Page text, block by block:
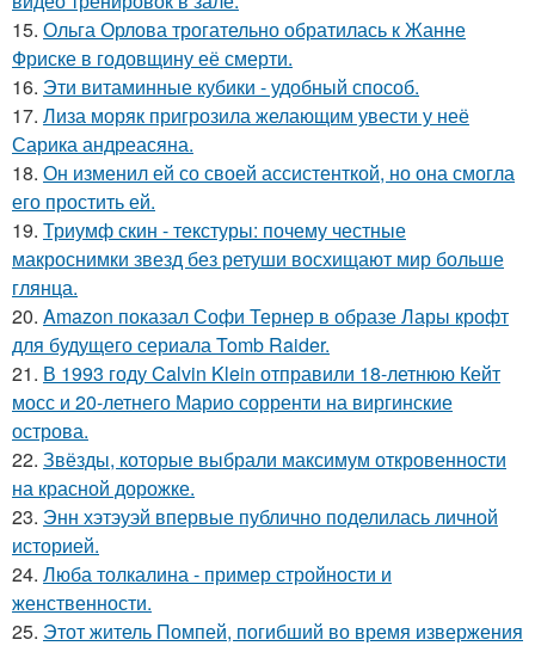
15. Ольга Орлова трогательно обратилась к Жанне
Фриске в годовщину её смерти.
16. Эти витаминные кубики - удобный способ.
17. Лиза моряк пригрозила желающим увести у неё
Сарика андреасяна.
18. Он изменил ей со своей ассистенткой, но она смогла
его простить ей.
19. Триумф скин - текстуры: почему честные
макроснимки звезд без ретуши восхищают мир больше
глянца.
20. Amazon показал Софи Тернер в образе Лары крофт
для будущего сериала Tomb Raider.
21. В 1993 году Calvin Klein отправили 18-летнюю Кейт
мосс и 20-летнего Марио сорренти на виргинские
острова.
22. Звёзды, которые выбрали максимум откровенности
на красной дорожке.
23. Энн хэтэуэй впервые публично поделилась личной
историей.
24. Люба толкалина - пример стройности и
женственности.
25. Этот житель Помпей, погибший во время извержения